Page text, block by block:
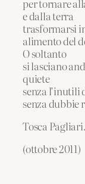
per tornare
e dalla terra
trasformarsi
alimento del
O soltanto
si lasciano
quiete
senza l’inutili
senza dubbie
Tosca Pagliari.
(ottobre 2011)